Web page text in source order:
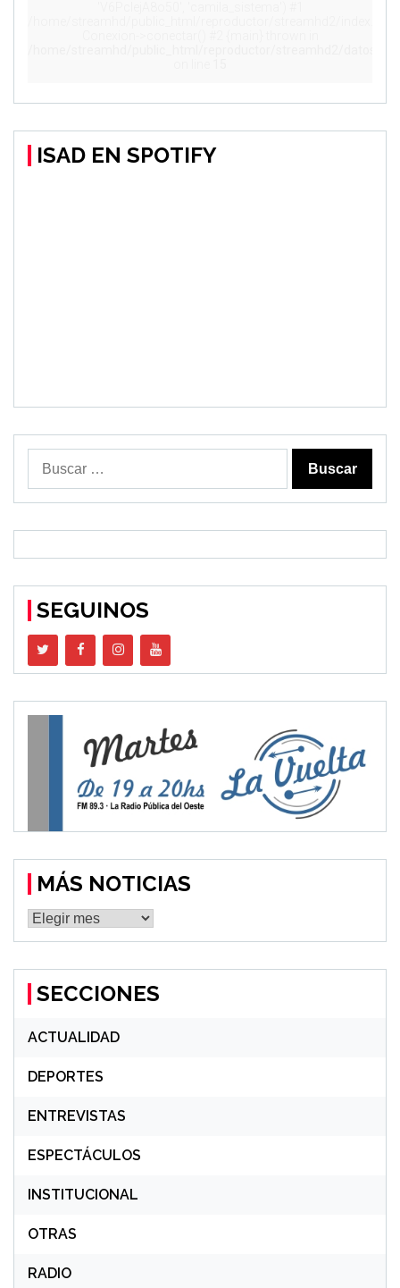
ISAD EN SPOTIFY
SEGUINOS
MÁS NOTICIAS
MÁS
NOTICIAS
SECCIONES
ACTUALIDAD
DEPORTES
ENTREVISTAS
ESPECTÁCULOS
INSTITUCIONAL
OTRAS
RADIO